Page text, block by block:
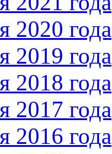
2020 года
2019 года
2018 года
2017 года
2016 года